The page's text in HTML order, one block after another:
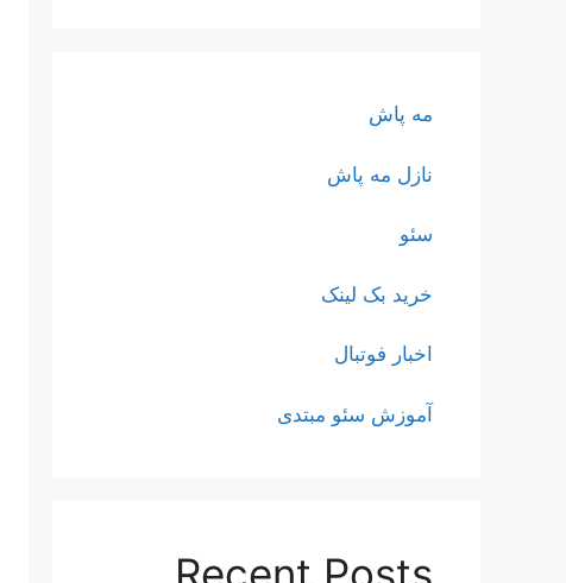
مه پاش
نازل مه پاش
سئو
خرید بک لینک
اخبار فوتبال
آموزش سئو مبتدی
Recent Posts